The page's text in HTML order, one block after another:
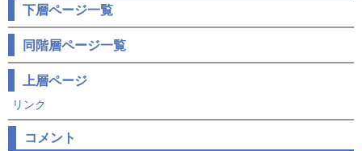
下層ページ一覧
同階層ページ一覧
上層ページ
リンク
コメント